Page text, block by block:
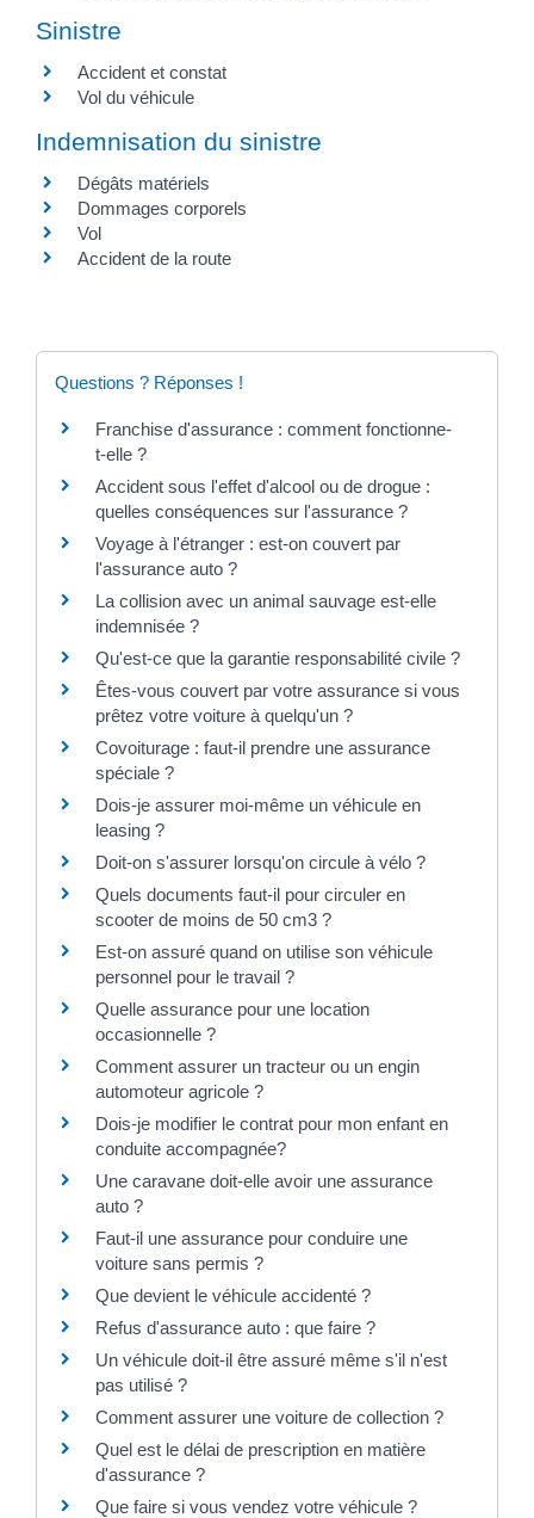
Sinistre
Accident et constat
Vol du véhicule
Indemnisation du sinistre
Dégâts matériels
Dommages corporels
Vol
Accident de la route
Questions ? Réponses !
Franchise d'assurance : comment fonctionne-
t-elle ?
Accident sous l'effet d'alcool ou de drogue :
quelles conséquences sur l'assurance ?
Voyage à l'étranger : est-on couvert par
l'assurance auto ?
La collision avec un animal sauvage est-elle
indemnisée ?
Qu'est-ce que la garantie responsabilité civile ?
Êtes-vous couvert par votre assurance si vous
prêtez votre voiture à quelqu'un ?
Covoiturage : faut-il prendre une assurance
spéciale ?
Dois-je assurer moi-même un véhicule en
leasing ?
Doit-on s'assurer lorsqu'on circule à vélo ?
Quels documents faut-il pour circuler en
scooter de moins de 50 cm3 ?
Est-on assuré quand on utilise son véhicule
personnel pour le travail ?
Quelle assurance pour une location
occasionnelle ?
Comment assurer un tracteur ou un engin
automoteur agricole ?
Dois-je modifier le contrat pour mon enfant en
conduite accompagnée?
Une caravane doit-elle avoir une assurance
auto ?
Faut-il une assurance pour conduire une
voiture sans permis ?
Que devient le véhicule accidenté ?
Refus d'assurance auto : que faire ?
Un véhicule doit-il être assuré même s'il n'est
pas utilisé ?
Comment assurer une voiture de collection ?
Quel est le délai de prescription en matière
d'assurance ?
Que faire si vous vendez votre véhicule ?